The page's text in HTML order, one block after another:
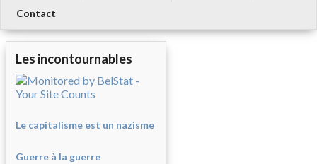
Contact
Les incontournables
Le capitalisme est un nazisme
Guerre à la guerre